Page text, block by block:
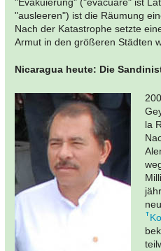
"Evakuierung" ("evacuare" ist
"ausleeren") ist die Räumung
Nach der Katastrophe setzte
Armut in den größeren Städten
Nicaragua heute: Die
la